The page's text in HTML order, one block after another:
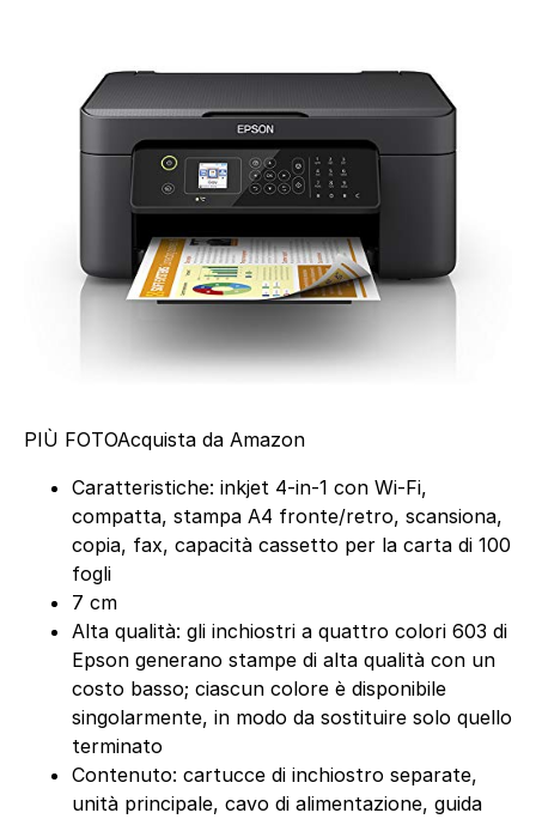
PIÙ FOTOAcquista da Amazon
Caratteristiche: inkjet 4-in-1 con Wi-Fi,
compatta, stampa A4 fronte/retro, scansiona,
copia, fax, capacità cassetto per la carta di 100
fogli
7 cm
Alta qualità: gli inchiostri a quattro colori 603 di
Epson generano stampe di alta qualità con un
costo basso; ciascun colore è disponibile
singolarmente, in modo da sostituire solo quello
terminato
Contenuto: cartucce di inchiostro separate,
unità principale, cavo di alimentazione, guida